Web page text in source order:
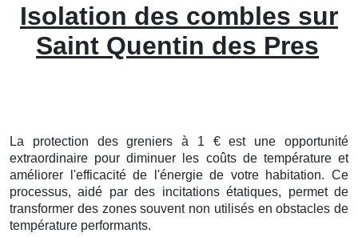
Isolation des combles sur
Saint Quentin des Pres
La protection desgreniers à 1 €est uneopportunité
extraordinaire pourdiminuer les coûtsde températureet
améliorer l'efficacité de l'énergiede votre habitation. Ce
processus,aidé par des incitations étatiques, permet de
transformer des zonessouvent non utilisésenobstacles de
température performants.